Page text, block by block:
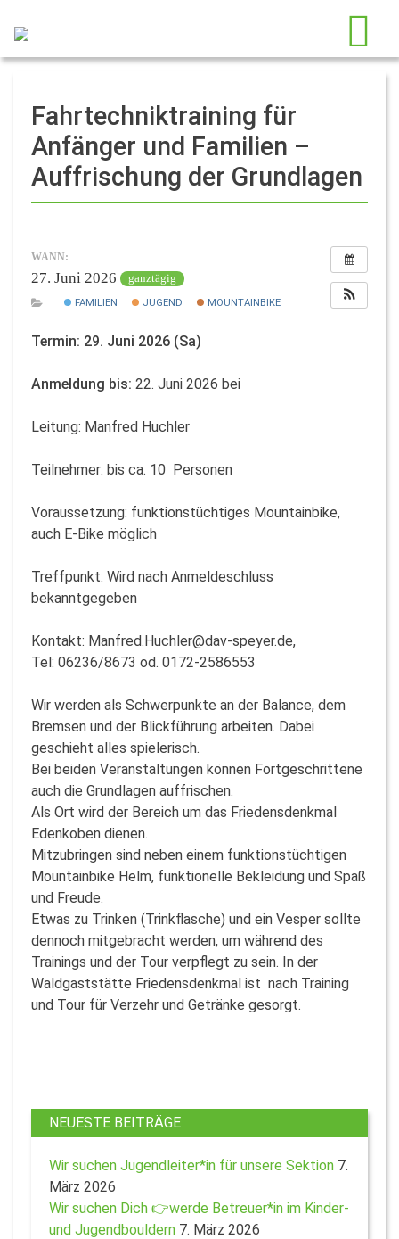
Fahrtechniktraining für
Anfänger und Familien –
Auffrischung der Grundlagen
WANN:
27. Juni 2026 ganztägig
FAMILIEN JUGEND MOUNTAINBIKE
Termin: 29. Juni 2026 (Sa)
Anmeldung bis: 22. Juni 2026 bei
Leitung: Manfred Huchler
Teilnehmer: bis ca. 10 Personen
Voraussetzung: funktionstüchtiges Mountainbike,
auch E-Bike möglich
Treffpunkt: Wird nach Anmeldeschluss
bekanntgegeben
Kontakt: Manfred.Huchler@dav-speyer.de,
Tel: 06236/8673 od. 0172-2586553
Wir werden als Schwerpunkte an der Ba­lance, dem
Bremsen und der Blickführung arbeiten. Dabei
geschieht alles spielerisch.
Bei beiden Veranstaltungen können Fortgeschrittene
auch die Grundlagen auffrischen.
Als Ort wird der Bereich um das Frie­densdenkmal
Edenkoben dienen.
Mitzubringen sind neben einem funktionstüchtigen
Mountainbike Helm, funktionelle Beklei­dung und Spaß
und Freude.
Etwas zu Trinken (Trinkfla­sche) und ein Vesper sollte
dennoch mitgebracht werden, um während des
Trainings und der Tour verpflegt zu sein. In der
Waldgaststätte Friedensdenkmal ist nach Training
und Tour für Verzehr und Getränke gesorgt.
NEUESTE BEITRÄGE
Wir suchen Jugendleiter*in für unsere Sektion 7.
März 2026
Wir suchen Dich 👉werde Betreuer*in im Kinder-
und Jugendbouldern 7. März 2026